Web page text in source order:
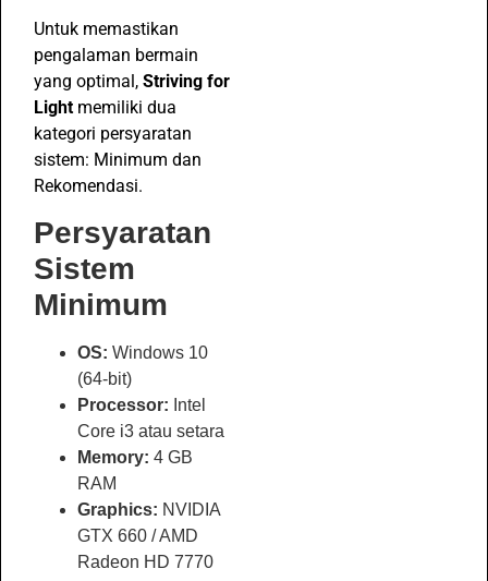
Untuk memastikan
pengalaman bermain
yang optimal, Striving for
Light memiliki dua
kategori persyaratan
sistem: Minimum dan
Rekomendasi.
Persyaratan
Sistem
Minimum
OS: Windows 10
(64-bit)
Processor: Intel
Core i3 atau setara
Memory: 4 GB
RAM
Graphics: NVIDIA
GTX 660 / AMD
Radeon HD 7770